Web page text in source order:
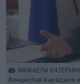
МИХАЕЛА
Венцислав Караджов